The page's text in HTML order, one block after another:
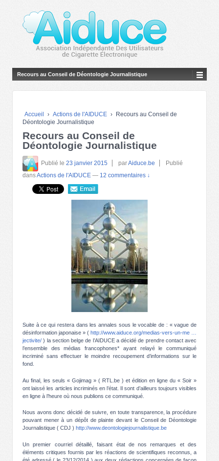
Recours au Conseil de Déontologie Journalistique
Accueil › Actions de l'AIDUCE ›
Recours au Conseil de
Déontologie Journalistique
Recours au Conseil de
Déontologie Journalistique
Publié le 23 janvier 2015 parAiduce.be
Publié
dansActions de l'AIDUCE — 12 commentaires ↓
Suite à ce qui restera dans les annales sous le vocable de : « vague de
désinformation japonaise » ( http://www.aiduce.org/medias-vers-un-me …
jectivite/ ) la section belge de l’AIDUCE a décidé de prendre contact avec
l’ensemble des médias francophones* ayant relayé le communiqué
incriminé sans effectuer le moindre recoupement d’informations sur le
fond.
Au final, les seuls « Gojimag » ( RTL.be ) et édition en ligne du « Soir »
ont laissé les articles incriminés en l’état. Il sont d’ailleurs toujours visibles
en ligne à l’heure où nous publions ce communiqué.
Nous avons donc décidé de suivre, en toute transparence, la procédure
pouvant mener à un dépôt de plainte devant le Conseil de Déontologie
Journalistique ( CDJ ) http://www.deontologiejournalistique.be
Un premier courriel détaillé, faisant état de nos remarques et des
éléments critiques fournis par les réactions de scientifiques reconnus, a